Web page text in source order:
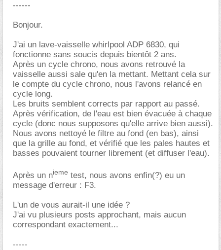
------
Bonjour.
J'ai un lave-vaisselle whirlpool ADP 6830, qui
fonctionne sans soucis depuis bientôt 2 ans.
Après un cycle chrono, nous avons retrouvé la
vaisselle aussi sale qu'en la mettant. Mettant cela sur
le compte du cycle chrono, nous l'avons relancé en
cycle long.
Les bruits semblent corrects par rapport au passé.
Après vérification, de l'eau est bien évacuée à chaque
cycle (donc nous supposons qu'elle arrive bien aussi).
Nous avons nettoyé le filtre au fond (en bas), ainsi
que la grille au fond, et vérifié que les pales hautes et
basses pouvaient tourner librement (et diffuser l'eau).
Après un nieme test, nous avons enfin(?) eu un
message d'erreur : F3.
L'un de vous aurait-il une idée ?
J'ai vu plusieurs posts approchant, mais aucun
correspondant exactement...
-----